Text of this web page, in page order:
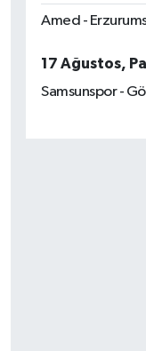
Amed -
17 Ağustos,
Samsunspor -